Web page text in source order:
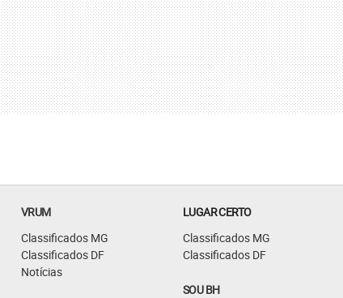
VRUM
Classificados MG
Classificados DF
Notícias
LUGAR CERTO
Classificados MG
Classificados DF
SOU BH